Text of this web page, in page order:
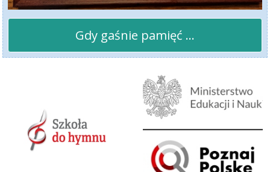
Gdy gaśnie pamięć ...